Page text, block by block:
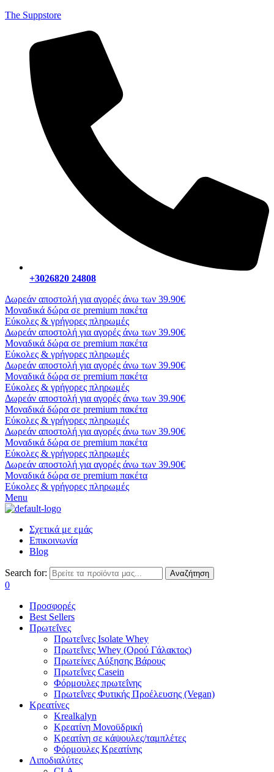
The Suppstore
+3026820 24808
Δωρεάν αποστολή για αγορές άνω των 39.90€
Μοναδικά δώρα σε premium πακέτα
Εύκολες & γρήγορες πληρωμές
Δωρεάν αποστολή για αγορές άνω των 39.90€
Μοναδικά δώρα σε premium πακέτα
Εύκολες & γρήγορες πληρωμές
Δωρεάν αποστολή για αγορές άνω των 39.90€
Μοναδικά δώρα σε premium πακέτα
Εύκολες & γρήγορες πληρωμές
Δωρεάν αποστολή για αγορές άνω των 39.90€
Μοναδικά δώρα σε premium πακέτα
Εύκολες & γρήγορες πληρωμές
Δωρεάν αποστολή για αγορές άνω των 39.90€
Μοναδικά δώρα σε premium πακέτα
Εύκολες & γρήγορες πληρωμές
Δωρεάν αποστολή για αγορές άνω των 39.90€
Μοναδικά δώρα σε premium πακέτα
Εύκολες & γρήγορες πληρωμές
Menu
Σχετικά με εμάς
Επικοινωνία
Blog
Search for: Αναζήτηση
0
Προσφορές
Best Sellers
Πρωτεΐνες
Πρωτεΐνες Isolate Whey
Πρωτεΐνες Whey (Ορού Γάλακτος)
Πρωτείνες Αύξησης Βάρους
Πρωτεΐνες Casein
Φόρμουλες πρωτεΐνης
Πρωτεΐνες Φυτικής Προέλευσης (Vegan)
Κρεατίνες
Krealkalyn
Κρεατίνη Μονοϋδρική
Κρεατίνη σε κάψουλες/ταμπλέτες
Φόρμουλες Κρεατίνης
Λιποδιαλύτες